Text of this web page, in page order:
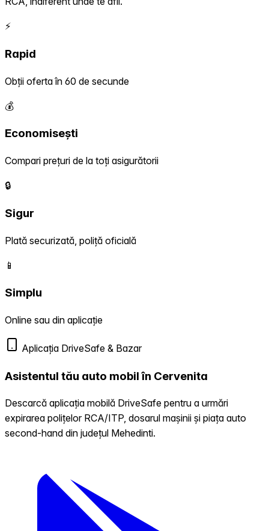
⚡
Rapid
Obții oferta în 60 de secunde
💰
Economisești
Compari prețuri de la toți asigurătorii
🔒
Sigur
Plată securizată, poliță oficială
📱
Simplu
Online sau din aplicație
Aplicația DriveSafe & Bazar
Asistentul tău auto mobil în Cervenita
Descarcă aplicația mobilă DriveSafe pentru a urmări
expirarea polițelor RCA/ITP, dosarul mașinii și piața auto
second-hand din județul Mehedinti.